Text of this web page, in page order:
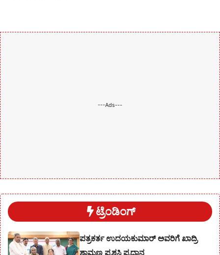
---Ads---
ಟ್ರೆಂಡಿಂಗ್
ಪತ್ರಕರ್ತ ಉದಯಕುಮಾರ್ ಅವರಿಗೆ ಖಾದ್ರಿ
ಶಾಮಣ್ಣ ಪ್ರಶಸ್ತಿ ಪ್ರಧಾನ